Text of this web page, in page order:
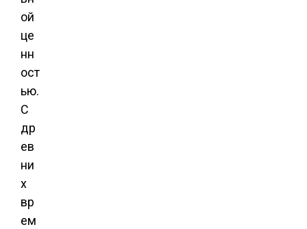
ой
це
нн
ост
ью.
С
др
ев
ни
х
вр
ем